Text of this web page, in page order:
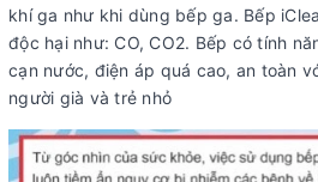
khí ga như khi dùng bếp ga. Bếp
độc hại như: CO, CO2. Bếp có tính
cạn nước, điện áp quá cao, an toàn
người già và trẻ nhỏ